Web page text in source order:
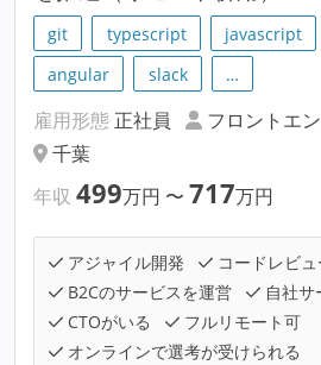
git typescript javascript
angular
slack …
雇用形態 正社員
フロントエ
千葉
年収 499万円 〜 717万円
アジャイル開発
コードレビ
B2Cのサービスを運営
自社サ
CTOがいる
フルリモート可
オンラインで選考が受けられる